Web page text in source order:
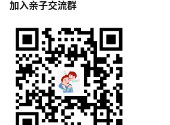
加入亲子交流群